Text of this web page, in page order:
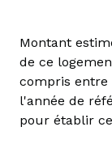
Montant
de ce
compris entre
l'année de
pour établir